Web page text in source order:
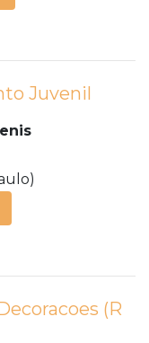
Juvenil
(R